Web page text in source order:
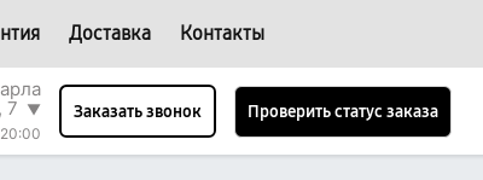
Доставка Контакты
7 ▼
Заказать звонок Проверить статус заказа